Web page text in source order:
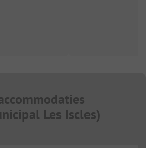
Les Iscles)